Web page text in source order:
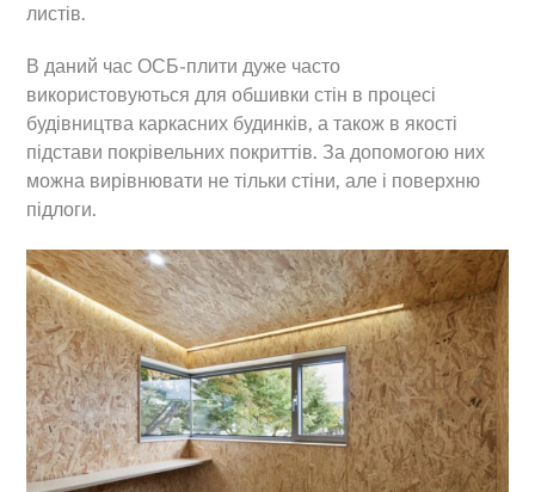
листів.
В даний час ОСБ-плити дуже часто
використовуються для обшивки стін в процесі
будівництва каркасних будинків, а також в якості
підстави покрівельних покриттів. За допомогою них
можна вирівнювати не тільки стіни, але і поверхню
підлоги.